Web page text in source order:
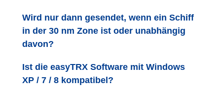
Wird nur dann gesendet, wenn ein Schiff
in der 30 nm Zone ist oder unabhängig
davon?
Ist die easyTRX Software mit Windows
XP / 7 / 8 kompatibel?